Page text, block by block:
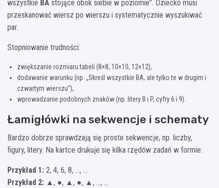
wszystkie BA stojące obok siebie w poziomie”. Dziecko musi
przeskanować wiersz po wierszu i systematycznie wyszukiwać
par.
Stopniowanie trudności:
zwiększanie rozmiaru tabeli (8×8, 10×10, 12×12),
dodawanie warunku (np. „Skreśl wszystkie BA, ale tylko te w drugim i
czwartym wierszu”),
wprowadzanie podobnych znaków (np. litery B i P, cyfry 6 i 9).
Łamigłówki na sekwencje i schematy
Bardzo dobrze sprawdzają się proste sekwencje, np. liczby,
figury, litery. Na kartce drukuje się kilka rzędów zadań w formie:
Przykład 1: 2, 4, 6, 8, …, …
Przykład 2: ▲, ●, ▲, ●, ▲, …, …